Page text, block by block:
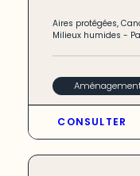
Aires protégées,
Milieux humides -
CONSULTER